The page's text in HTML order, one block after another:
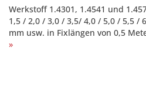
Werkstoff 1.4301, 1.4541 und
1,5 / 2,0 / 3,0 / 3,5/ 4,0 / 5,0 / 5,5 /
mm usw. in Fixlängen von 0,5
»